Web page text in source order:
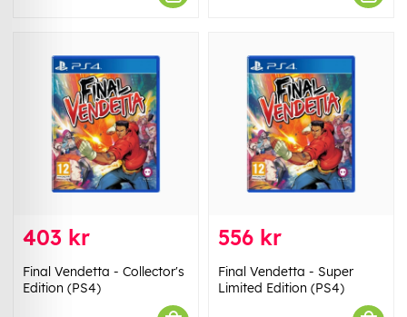
403 kr
Final Vendetta - Collector's
Edition (PS4)
556 kr
Final Vendetta - Super
Limited Edition (PS4)